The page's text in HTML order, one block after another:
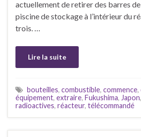
actuellement de retirer des barres
piscine de stockage à l’intérieur du
trois. …
Lire la suite
bouteilles, combustible, commence,
équipement, extraire, Fukushima, Japon,
radioactives, réacteur, télécommandé